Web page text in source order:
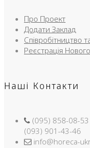
Про Проект
Додати Заклад
Співробітництво
Реєстрація
Наші Контакти
(095) 858-08-53
(093) 901-43-46
info@horeca-